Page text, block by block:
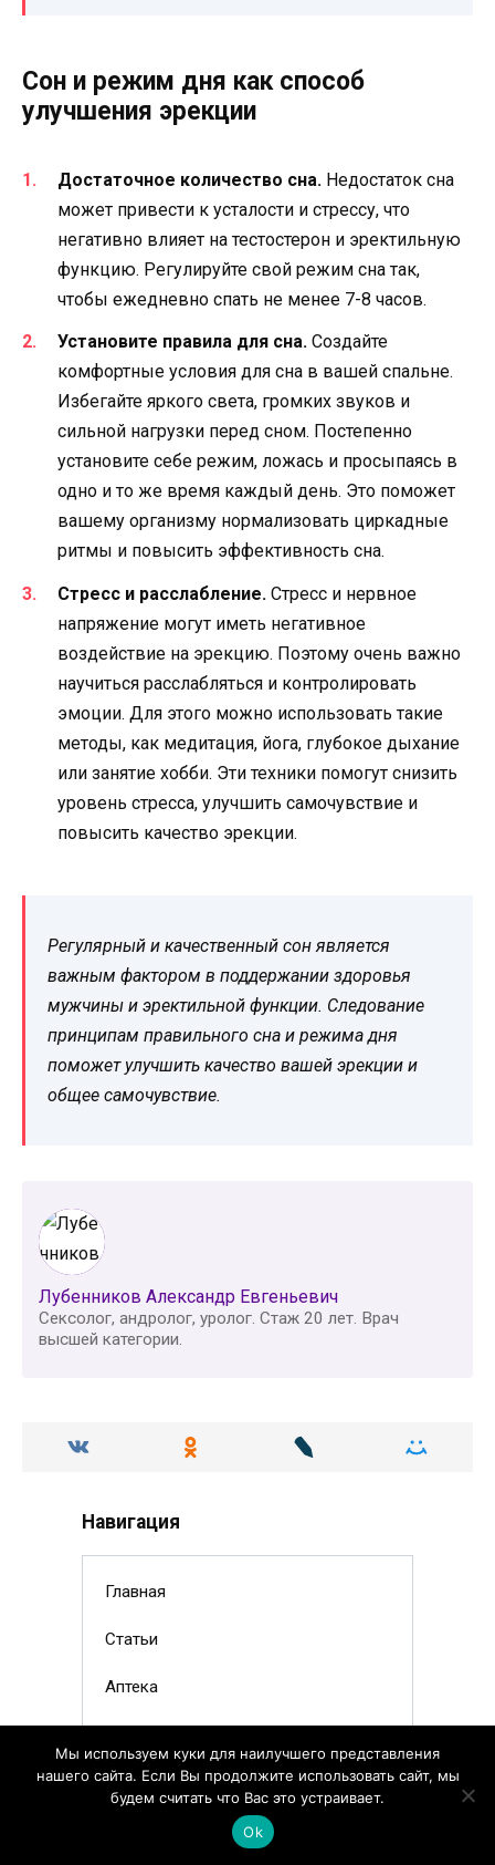
Сон и режим дня как способ
улучшения эрекции
Достаточное количество сна. Недостаток сна
может привести к усталости и стрессу, что
негативно влияет на тестостерон и эректильную
функцию. Регулируйте свой режим сна так,
чтобы ежедневно спать не менее 7-8 часов.
Установите правила для сна. Создайте
комфортные условия для сна в вашей спальне.
Избегайте яркого света, громких звуков и
сильной нагрузки перед сном. Постепенно
установите себе режим, ложась и просыпаясь в
одно и то же время каждый день. Это поможет
вашему организму нормализовать циркадные
ритмы и повысить эффективность сна.
Стресс и расслабление. Стресс и нервное
напряжение могут иметь негативное
воздействие на эрекцию. Поэтому очень важно
научиться расслабляться и контролировать
эмоции. Для этого можно использовать такие
методы, как медитация, йога, глубокое дыхание
или занятие хобби. Эти техники помогут снизить
уровень стресса, улучшить самочувствие и
повысить качество эрекции.
Регулярный и качественный сон является
важным фактором в поддержании здоровья
мужчины и эректильной функции. Следование
принципам правильного сна и режима дня
поможет улучшить качество вашей эрекции и
общее самочувствие.
Лубенников Александр Евгеньевич
Сексолог, андролог, уролог. Стаж 20 лет. Врач
высшей категории.
Навигация
Главная
Статьи
Аптека
Контакты
Мы используем куки для наилучшего представления
нашего сайта. Если Вы продолжите использовать сайт, мы
будем считать что Вас это устраивает.
Ok